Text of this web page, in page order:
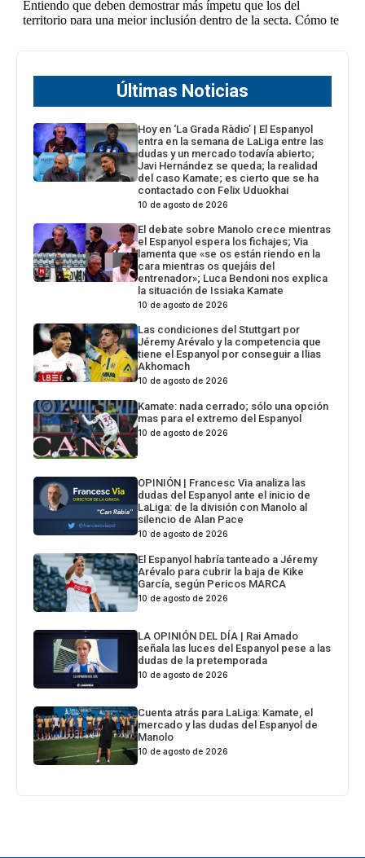
Últimas Noticias
Hoy en ‘La Grada Ràdio’ | El Espanyol
entra en la semana de LaLiga entre las
dudas y un mercado todavía abierto;
Javi Hernández se queda; la realidad
del caso Kamate; es cierto que se ha
contactado con Felix Uduokhai
10 de agosto de 2026
El debate sobre Manolo crece mientras
el Espanyol espera los fichajes; Via
lamenta que «se os están riendo en la
cara mientras os quejáis del
entrenador»; Luca Bendoni nos explica
la situación de Issiaka Kamate
10 de agosto de 2026
Las condiciones del Stuttgart por
Jéremy Arévalo y la competencia que
tiene el Espanyol por conseguir a Ilias
Akhomach
10 de agosto de 2026
Kamate: nada cerrado; sólo una opción
mas para el extremo del Espanyol
10 de agosto de 2026
OPINIÓN | Francesc Via analiza las
dudas del Espanyol ante el inicio de
LaLiga: de la división con Manolo al
silencio de Alan Pace
10 de agosto de 2026
El Espanyol habría tanteado a Jéremy
Arévalo para cubrir la baja de Kike
García, según Pericos MARCA
10 de agosto de 2026
LA OPINIÓN DEL DÍA | Rai Amado
señala las luces del Espanyol pese a las
dudas de la pretemporada
10 de agosto de 2026
Cuenta atrás para LaLiga: Kamate, el
mercado y las dudas del Espanyol de
Manolo
10 de agosto de 2026